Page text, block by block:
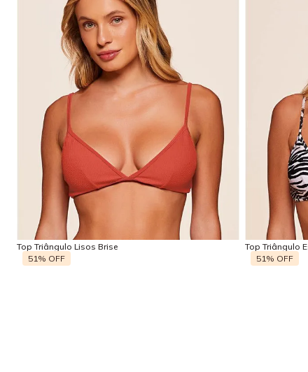
P M G GG
Top Triângulo Lisos Brise
51% OFF
P
Top Triângulo
51% OFF